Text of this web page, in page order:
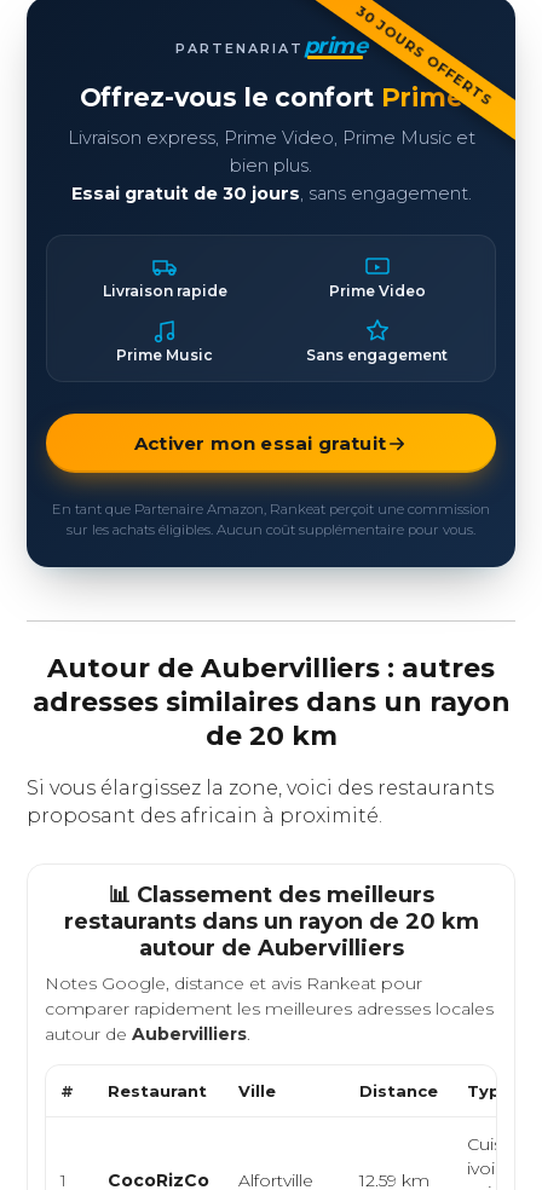
30 JOURS OFFERTS
PARTENARIAT prime
Offrez-vous le confort Prime
Livraison express, Prime Video, Prime Music et
bien plus.
Essai gratuit de 30 jours, sans engagement.
Livraison rapide Prime Video
Prime Music Sans engagement
Activer mon essai gratuit
En tant que Partenaire Amazon, Rankeat perçoit une commission
sur les achats éligibles. Aucun coût supplémentaire pour vous.
Autour de Aubervilliers : autres
adresses similaires dans un rayon
de 20 km
Si vous élargissez la zone, voici des restaurants
proposant des africain à proximité.
📊 Classement des meilleurs
restaurants dans un rayon de 20 km
autour de Aubervilliers
Notes Google, distance et avis Rankeat pour
comparer rapidement les meilleures adresses locales
autour deAubervilliers.
# Restaurant Ville Distance Type
1 CocoRizCo Alfortville 12.59 km
Cuisine